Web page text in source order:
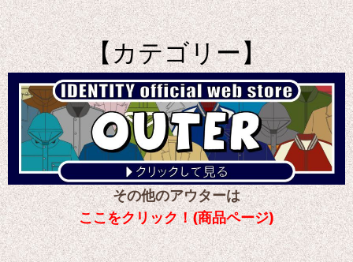
【カテゴリー】
その他のアウターは
ここをクリック！(商品ページ)